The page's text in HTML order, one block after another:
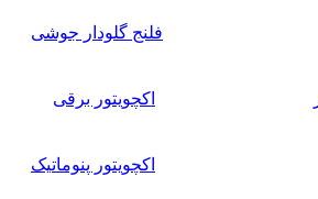
فلنج گلودار جوشی
اکچویتور برقی
اکچویتور پنوماتیک